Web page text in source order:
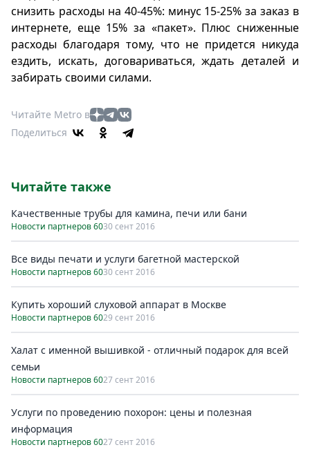
снизить расходы на 40-45%: минус 15-25% за заказ в
интернете, еще 15% за «пакет». Плюс сниженные
расходы благодаря тому, что не придется никуда
ездить, искать, договариваться, ждать деталей и
забирать своими силами.
Читайте Metro в
Поделиться
Читайте также
Качественные трубы для камина, печи или бани
Новости партнеров 6030 сент 2016
Все виды печати и услуги багетной мастерской
Новости партнеров 6030 сент 2016
Купить хороший слуховой аппарат в Москве
Новости партнеров 6029 сент 2016
Халат с именной вышивкой - отличный подарок для всей
семьи
Новости партнеров 6027 сент 2016
Услуги по проведению похорон: цены и полезная
информация
Новости партнеров 6027 сент 2016